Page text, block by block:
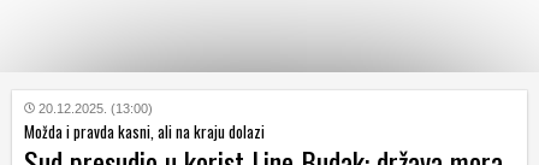
KATEGORIJE
20.12.2025. (13:00)
Možda i pravda kasni, ali na kraju dolazi